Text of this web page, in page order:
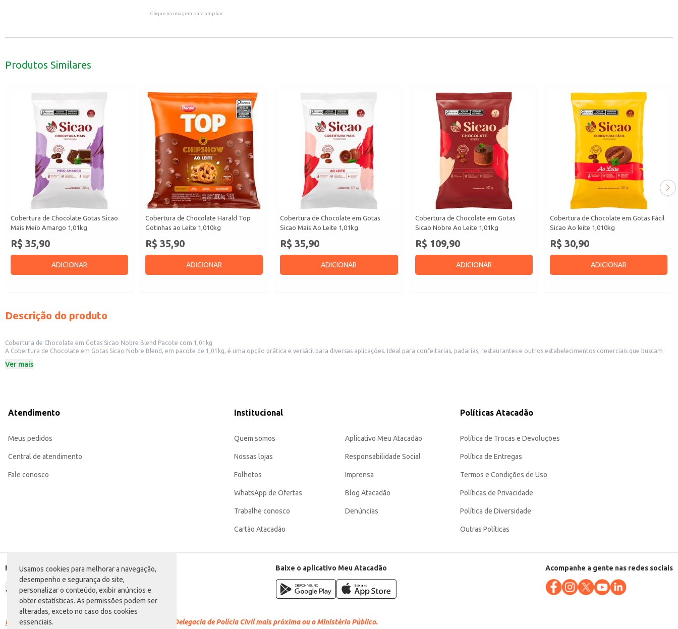
Usamos cookies para melhorar a navegação,
desempenho e segurança do site,
personalizar o conteúdo, exibir anúncios e
obter estatísticas. As permissões podem ser
alteradas, exceto no caso dos cookies
essenciais.
Clique na imagem para ampliar.
Produtos Similares
Cobertura de Chocolate Gotas Sicao
Mais Meio Amargo 1,01kg
R$ 35,90
ADICIONAR
Cobertura de Chocolate Harald Top
Gotinhas ao Leite 1,010kg
R$ 35,90
ADICIONAR
Cobertura de Chocolate em Gotas
Sicao Mais Ao Leite 1,01kg
R$ 35,90
ADICIONAR
Cobertura de Chocolate em Gotas
Sicao Nobre Ao Leite 1,01kg
R$ 109,90
ADICIONAR
Cobertura de Chocolate em Gotas Fácil
Sicao Ao leite 1,010kg
R$ 30,90
ADICIONAR
Descrição do produto
Cobertura de Chocolate em Gotas Sicao Nobre Blend Pacote com 1,01kg
A Cobertura de Chocolate em Gotas Sicao Nobre Blend, em pacote de 1,01kg, é uma opção prática e versátil para diversas aplicações. Ideal para confeitarias, padarias, restaurantes e outros estabelecimentos comerciais que buscam
Formato em gotas para facilitar o uso e derretimento.
Incorpore em massas de bolos e biscoitos para um sabor mais intenso de chocolate.
Ideal para produção de brigadeiros gourmet e outros doces finos.
atendendo às necessidades de diferentes tipos de negócios e consumidores.
Ver mais
Atendimento
Meus pedidos
Central de atendimento
Fale conosco
Institucional
Quem somos
Nossas lojas
Folhetos
WhatsApp de Ofertas
Trabalhe conosco
Cartão Atacadão
Aplicativo Meu Atacadão
Responsabilidade Social
Imprensa
Blog Atacadão
Denúncias
Políticas Atacadão
Política de Trocas e Devoluções
Política de Entregas
Termos e Condições de Uso
Políticas de Privacidade
Política de Diversidade
Outras Políticas
Formas de pagamento Baixe o aplicativo Meu Atacadão Acompanhe a gente nas redes sociais
Racismo é crime. Denuncie. Disque 100 ou procure a Delegacia de Polícia Civil mais próxima ou o Ministério Público.